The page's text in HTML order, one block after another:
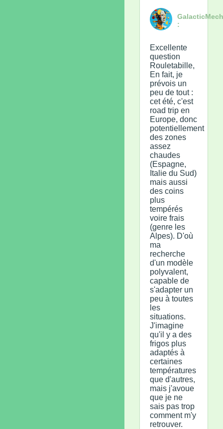
:
Excellente
question
Rouletabille,
En fait, je
prévois un
peu de tout :
cet été, c'est
road trip en
Europe, donc
potentiellement
des zones
assez
chaudes
(Espagne,
Italie du Sud)
mais aussi
des coins
plus
tempérés
voire frais
(genre les
Alpes). D'où
ma
recherche
d'un modèle
polyvalent,
capable de
s'adapter un
peu à toutes
les
situations.
J'imagine
qu'il y a des
frigos plus
adaptés à
certaines
températures
que d'autres,
mais j'avoue
que je ne
sais pas trop
comment m'y
retrouver.